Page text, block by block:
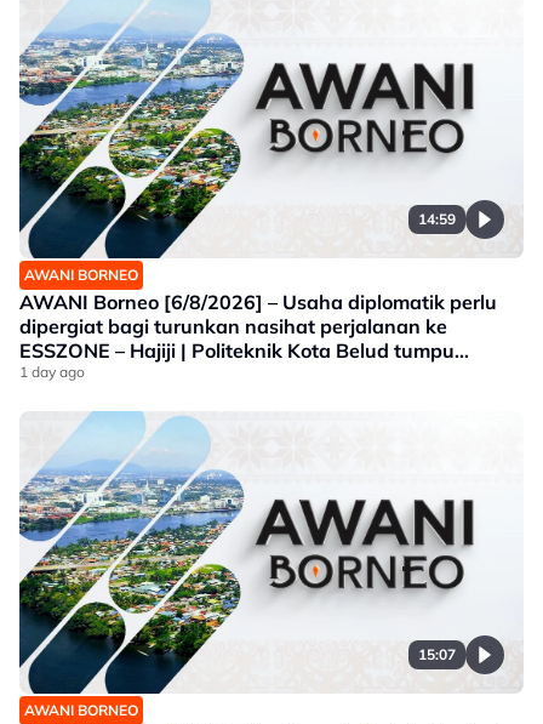
14:59
AWANI BORNEO
AWANI Borneo [6/8/2026] – Usaha diplomatik perlu
dipergiat bagi turunkan nasihat perjalanan ke
ESSZONE – Hajiji | Politeknik Kota Belud tumpu
bidang selaras keperluan industri Sabah |
produk tempatan
1 day ago
15:07
AWANI BORNEO